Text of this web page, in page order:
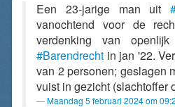
Een 23-jarige man uit
vanochtend voor de
verdenking van
#Barendrecht in jan '22.
van 2 personen; geslagen
vuist in gezicht (slachtoffer
Maandag 5 februari 2024 om